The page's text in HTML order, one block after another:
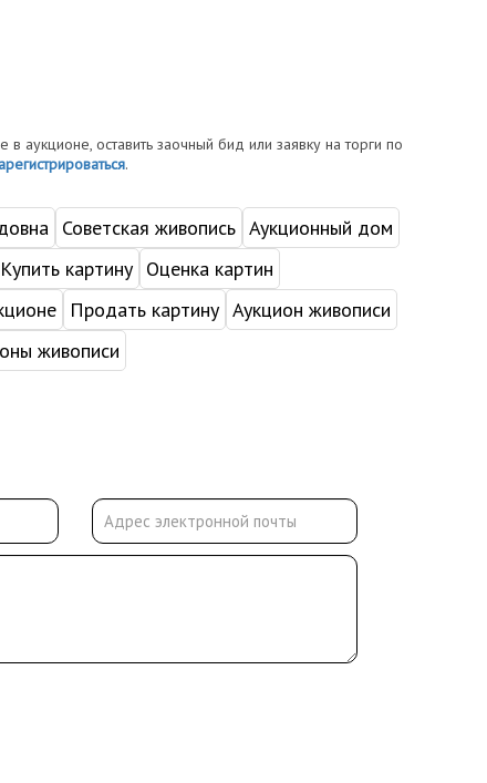
в аукционе, оставить заочный бид или заявку на торги по
.
Советская живопись Аукционный дом
Купить картину Оценка картин
Продать картину Аукцион живописи
живописи